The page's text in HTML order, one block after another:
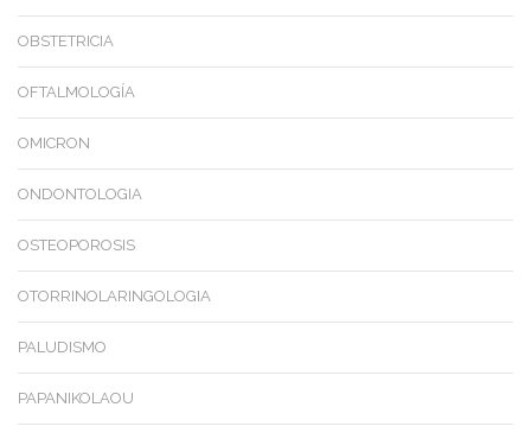
OBSTETRICIA
OFTALMOLOGÍA
OMICRON
ONDONTOLOGIA
OSTEOPOROSIS
OTORRINOLARINGOLOGIA
PALUDISMO
PAPANIKOLAOU